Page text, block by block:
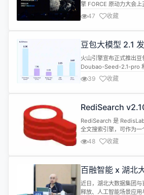
擎 FORCE 原动力大会
型 Seedance 2.5。该模
段，预计将于 7 月初正
Seedance 2.5 在多项核
最多只支持 15 到 20 秒，
47 收藏
豆包大模型 2.1
火山引擎宣布正式推出豆
Doubao-Seed-2.1-pro
turbo，声称是生产级
选。目前，API 服务已全
豆包大模型2.1 Pro 是该
输入价格为6元...
39 收藏
RediSearch
全文搜索引擎
RediSearch 是
全文搜索引擎，可作为
Redis 上。 RediSearch
RediSearch 2.10 的一个
LOW，除非你想使用新
48 收藏
百融智能 x 湖北
要素价值释放，
近日，湖北大数据集团
释放、人工智能场景应用